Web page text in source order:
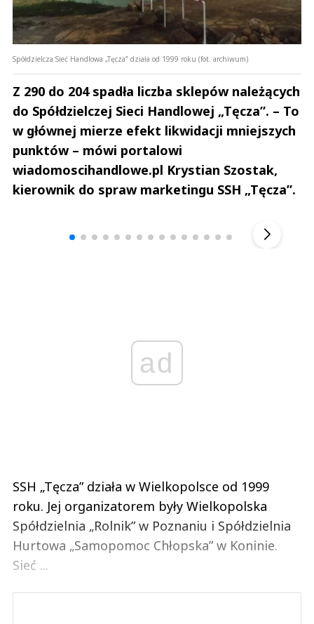
Spółdzielcza Sieć Handlowa „Tęcza” działa od 1999 roku (fot. archiwum)
Z 290 do 204 spadła liczba sklepów należących
do Spółdzielczej Sieci Handlowej „Tęcza”. – To
w głównej mierze efekt likwidacji mniejszych
punktów – mówi portalowi
wiadomoscihandlowe.pl Krystian Szostak,
kierownik do spraw marketingu SSH „Tęcza”.
ad
SSH „Tęcza” działa w Wielkopolsce od 1999
roku. Jej organizatorem były Wielkopolska
Spółdzielnia „Rolnik” w Poznaniu i Spółdzielnia
Hurtowa „Samopomoc Chłopska” w Koninie.
Sieć ...